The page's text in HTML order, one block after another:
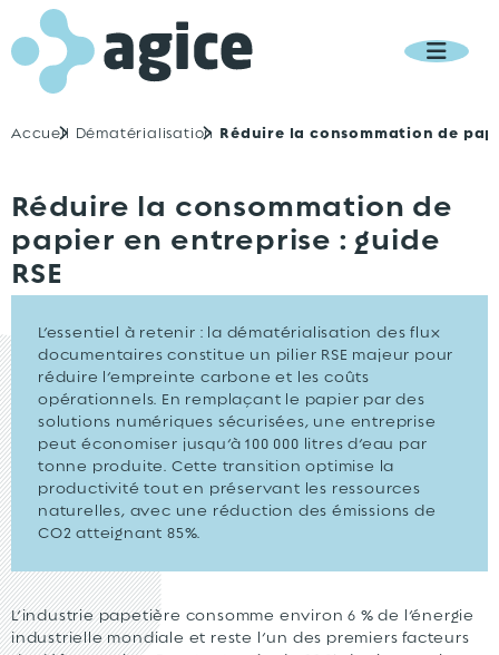
MENU
Accueil Dématérialisation Réduire la consommation de
Réduire la consommation de
papier en entreprise : guide
RSE
L’essentiel à retenir : la dématérialisation des flux
documentaires constitue un pilier RSE majeur pour
réduire l’empreinte carbone et les coûts
opérationnels. En remplaçant le papier par des
solutions numériques sécurisées, une entreprise
peut économiser jusqu’à 100 000 litres d’eau par
tonne produite. Cette transition optimise la
productivité tout en préservant les ressources
naturelles, avec une réduction des émissions de
CO2 atteignant 85%.
L’industrie papetière consomme environ 6 % de l’énergie
industrielle mondiale et reste l’un des premiers facteurs